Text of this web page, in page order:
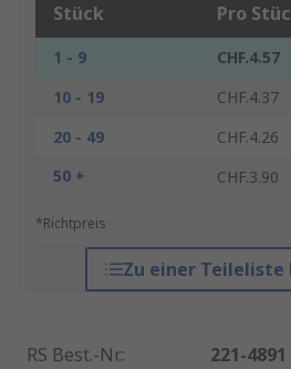
Stück Pro
1 - 9
CHF.4.57
10 - 19
CHF.4.37
20 - 49
CHF.4.26
50 +
CHF.3.90
*Richtpreis
Zu einer Teileliste
RS Best.-Nr.:
221-4891